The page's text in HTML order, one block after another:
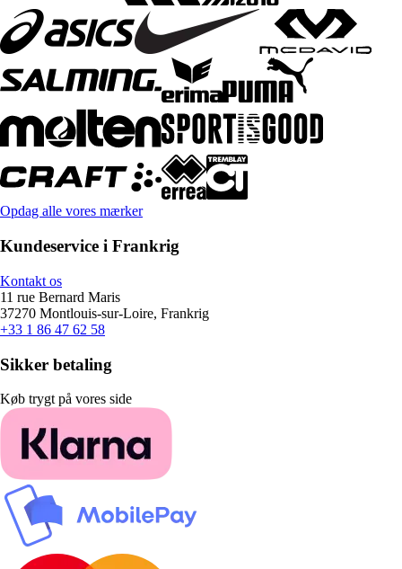
Opdag alle vores mærker
Kundeservice i Frankrig
Kontakt os
11 rue Bernard Maris
37270 Montlouis-sur-Loire, Frankrig
+33 1 86 47 62 58
Sikker betaling
Køb trygt på vores side